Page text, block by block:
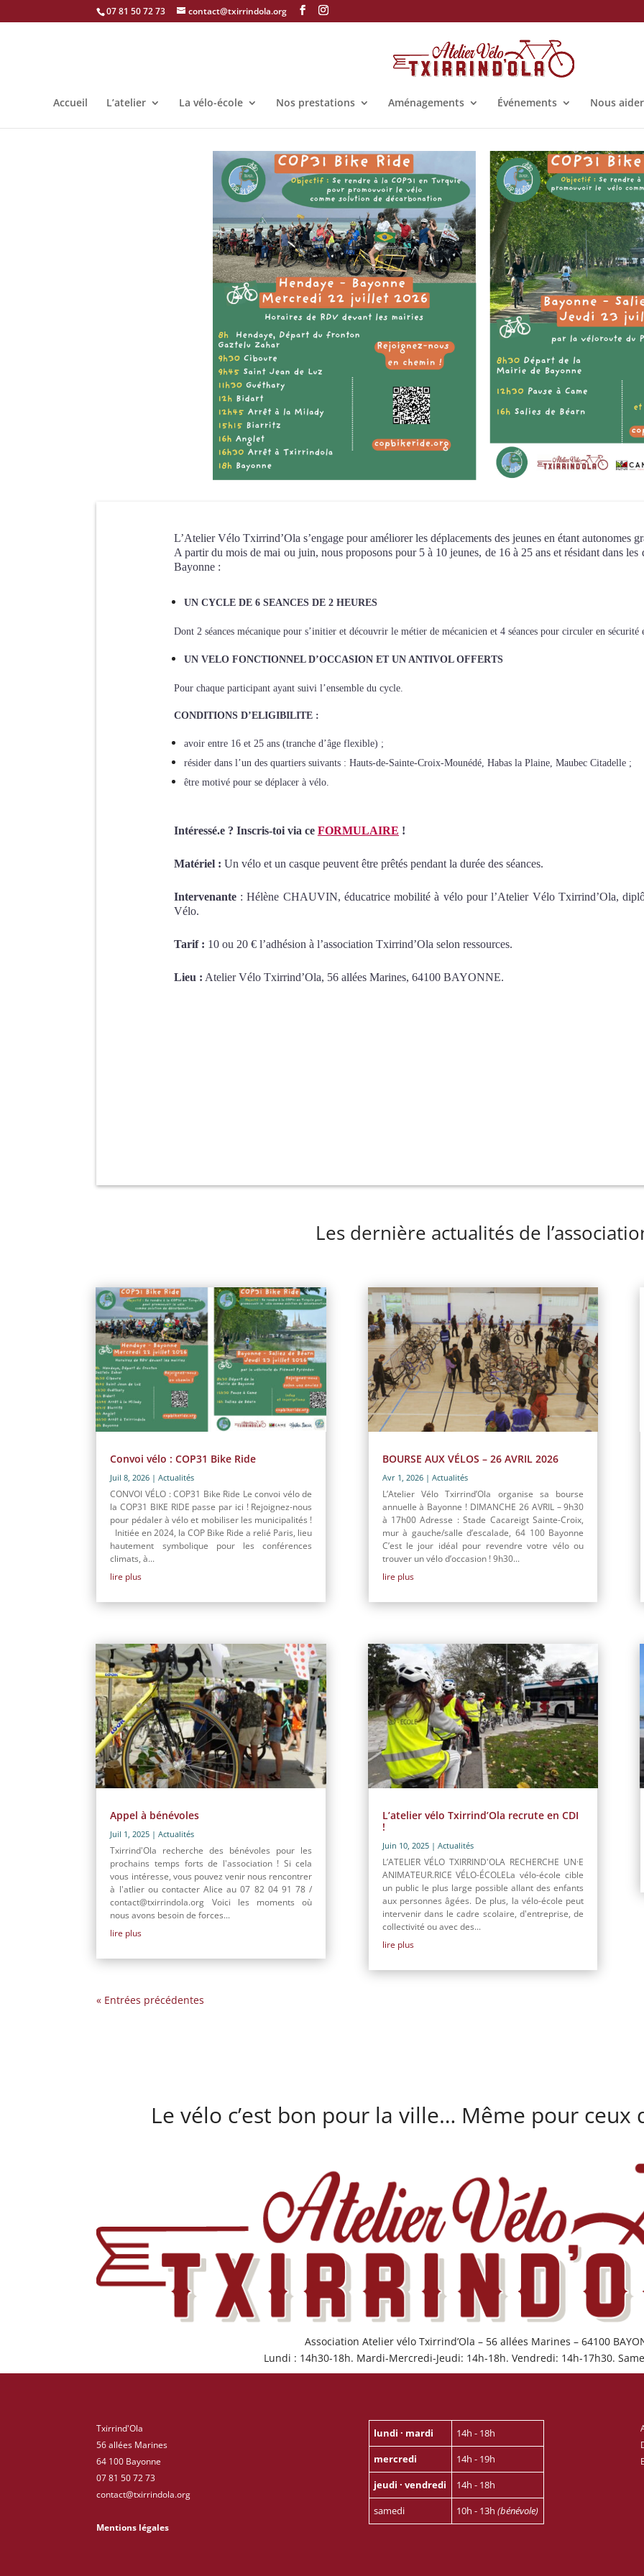
07 81 50 72 73 contact@txirrindola.org
Accueil L’atelier La vélo-école Nos prestations Aménagements Événements Nous aider
L’Atelier Vélo Txirrind’Ola s’engage pour améliorer les déplacements des jeunes en étant autonomes
A partir du mois de mai ou juin, nous proposons pour 5 à 10 jeunes, de 16 à 25 ans et résidant dans
Bayonne :
UN CYCLE DE 6 SEANCES DE 2 HEURES
Dont 2 séances mécanique pour s’initier et découvrir le métier de mécanicien et 4 séances pour circuler en sécurité
UN VELO FONCTIONNEL D’OCCASION ET UN ANTIVOL OFFERTS
Pour chaque participant ayant suivi l’ensemble du cycle.
CONDITIONS D’ELIGIBILITE :
avoir entre 16 et 25 ans (tranche d’âge flexible) ;
résider dans l’un des quartiers suivants : Hauts-de-Sainte-Croix-Mounédé, Habas la Plaine, Maubec Citadelle ;
être motivé pour se déplacer à vélo.
Intéressé.e ? Inscris-toi via ce FORMULAIRE !
Matériel : Un vélo et un casque peuvent être prêtés pendant la durée des séances.
Intervenante: Hélène CHAUVIN, éducatrice mobilité à vélo pour l’Atelier Vélo Txirrind’Ola,
Vélo.
Tarif : 10 ou 20 € l’adhésion à l’association Txirrind’Ola selon ressources.
Lieu : Atelier Vélo Txirrind’Ola, 56 allées Marines, 64100 BAYONNE.
Les dernière actualités de
Convoi vélo : COP31 Bike Ride
Juil 8, 2026 |Actualités
CONVOI VÉLO : COP31 Bike Ride Le convoi vélo de
la COP31 BIKE RIDE passe par ici ! Rejoignez-nous
pour pédaler à vélo et mobiliser les municipalités !
Initiée en 2024, la COP Bike Ride a relié Paris, lieu
hautement symbolique pour les conférences
climats, à...
lire plus
Appel à bénévoles
Juil 1, 2025 |Actualités
Txirrind'Ola recherche des bénévoles pour les
prochains temps forts de l'association ! Si cela
vous intéresse, vous pouvez venir nous rencontrer
à l'atlier ou contacter Alice au 07 82 04 91 78 /
contact@txirrindola.org Voici les moments où
nous avons besoin de forces...
lire plus
BOURSE AUX VÉLOS – 26 AVRIL 2026
Avr 1, 2026| Actualités
L’Atelier Vélo Txirrind’Ola organise sa bourse
annuelle à Bayonne ! DIMANCHE 26 AVRIL – 9h30
à 17h00 Adresse : Stade Cacareigt Sainte-Croix,
mur à gauche/salle d’escalade, 64 100 Bayonne
C’est le jour idéal pour revendre votre vélo ou
trouver un vélo d’occasion ! 9h30...
lire plus
L’atelier vélo Txirrind’Ola recrute en CDI
!
Juin 10, 2025| Actualités
L’ATELIER VÉLO TXIRRIND'OLA RECHERCHE UN·E
ANIMATEUR.RICE VÉLO-ÉCOLELa vélo-école cible
un public le plus large possible allant des enfants
aux personnes âgées. De plus, la vélo-école peut
intervenir dans le cadre scolaire, d'entreprise, de
collectivité ou avec des...
lire plus
« Entrées précédentes
Le vélo c’est bon pour la ville… Même pour ceux
Association Atelier vélo Txirrind’Ola – 56 allées Marines – 64100
Lundi : 14h30-18h. Mardi-Mercredi-Jeudi: 14h-18h. Vendredi: 14h-17h30.
Txirrind'Ola
56 allées Marines
64 100 Bayonne
07 81 50 72 73
contact@txirrindola.org
Mentions légales
lundi · mardi
14h - 18h
mercredi
14h - 19h
jeudi · vendredi
14h - 18h
samedi
10h - 13h (bénévole)